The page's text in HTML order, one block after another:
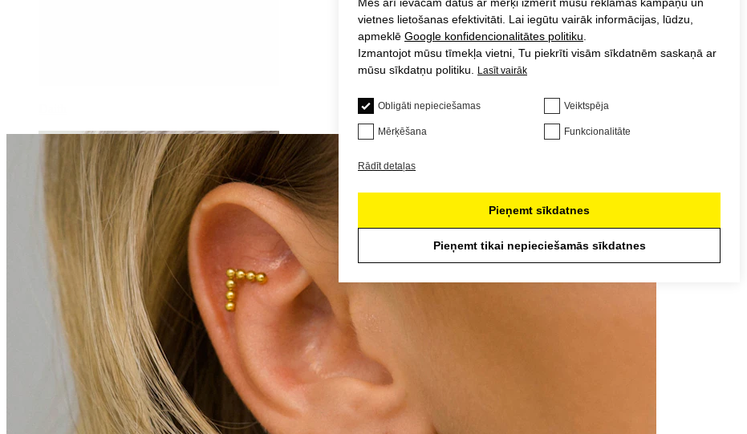
Industriālais
vietnes lietošanas efektivitāti. Lai iegūtu vairāk informācijas, lūdzu,
apmeklē Google konfidencionalitātes politiku
Izmantojot mūsu tīmekļa vietni, Tu piekrīti visām sīkdatnēm saskaņā ar
mūsu sīkdatņu politiku.
Lasīt vairāk
Obligāti nepieciešamas Veiktspēja
Mērķēšana Funkcionalitāte
Rādīt detaļas
Pieņemt sīkdatnes
Pieņemt tikai nepieciešamās sīkdatnes